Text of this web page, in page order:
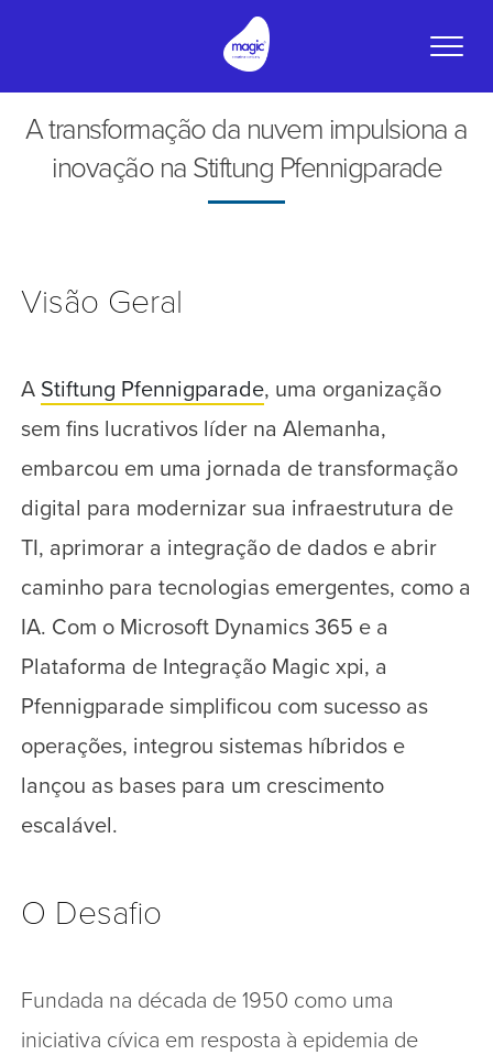
Toggle
A transformação da nuvem impulsiona a
inovação na Stiftung Pfennigparade
Visão Geral
A Stiftung Pfennigparade, uma organização
sem fins lucrativos líder na Alemanha,
embarcou em uma jornada de transformação
digital para modernizar sua infraestrutura de
TI, aprimorar a integração de dados e abrir
caminho para tecnologias emergentes, como a
IA. Com o Microsoft Dynamics 365 e a
Plataforma de Integração Magic xpi, a
Pfennigparade simplificou com sucesso as
operações, integrou sistemas híbridos e
lançou as bases para um crescimento
escalável.
O Desafio
Fundada na década de 1950 como uma
iniciativa cívica em resposta à epidemia de